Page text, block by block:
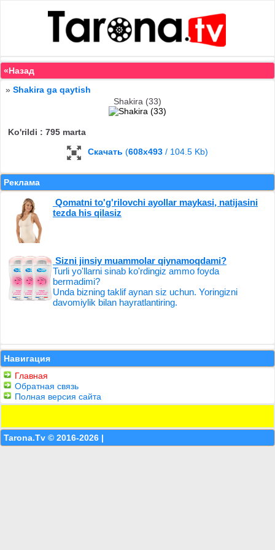
«Назад
» Shakira ga qaytish
Shakira (33)
Ko'rildi : 795 marta
Скачать (608x493 / 104.5 Kb)
Реклама
Qomatni to'g'rilovchi ayollar maykasi, natijasini
tezda his qilasiz
Sizni jinsiy muammolar qiynamoqdami?
Turli yo'llarni sinab ko'rdingiz ammo foyda
bermadimi?
Unda bizning taklif aynan siz uchun. Yoringizni
davomiylik bilan hayratlantiring.
Навигация
Главная
Обратная связь
Полная версия сайта
Tarona.Tv © 2016-2026 |